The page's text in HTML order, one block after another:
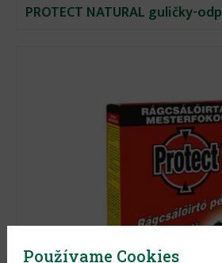
PROTECT NATURAL guličky-
Používame Cookies